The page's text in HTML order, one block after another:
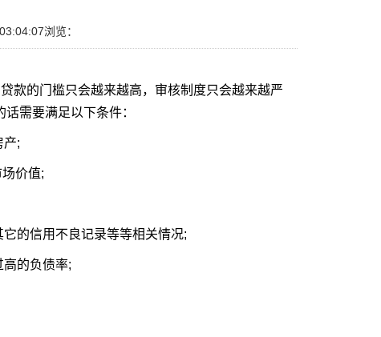
浏览：
款的门槛只会越来越高，审核制度只会越来越严
需要满足以下条件：
产;
价值;
的信用不良记录等等相关情况;
的负债率;